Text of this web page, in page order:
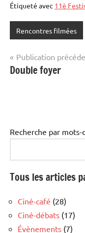
Étiqueté avec 11è
Rencontres filmées
Navigation
de
Publication
Double foyer
Recherche par mots-
Tous les articles
Ciné-café (28)
Ciné-débats (17)
Évènements (7)